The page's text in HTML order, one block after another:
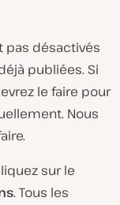
pas désactivés
publiées. Si
le faire pour
Nous
sur le
. Tous les